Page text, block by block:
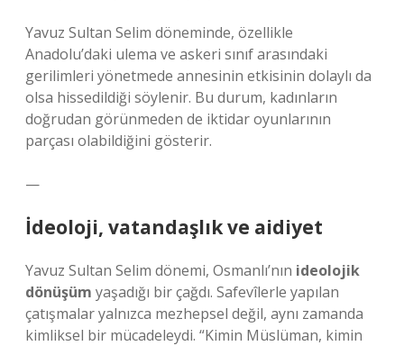
Yavuz Sultan Selim döneminde, özellikle
Anadolu’daki ulema ve askeri sınıf arasındaki
gerilimleri yönetmede annesinin etkisinin dolaylı da
olsa hissedildiği söylenir. Bu durum, kadınların
doğrudan görünmeden de iktidar oyunlarının
parçası olabildiğini gösterir.
—
İdeoloji, vatandaşlık ve aidiyet
Yavuz Sultan Selim dönemi, Osmanlı’nın ideolojik
dönüşüm yaşadığı bir çağdı. Safevîlerle yapılan
çatışmalar yalnızca mezhepsel değil, aynı zamanda
kimliksel bir mücadeleydi. “Kimin Müslüman, kimin